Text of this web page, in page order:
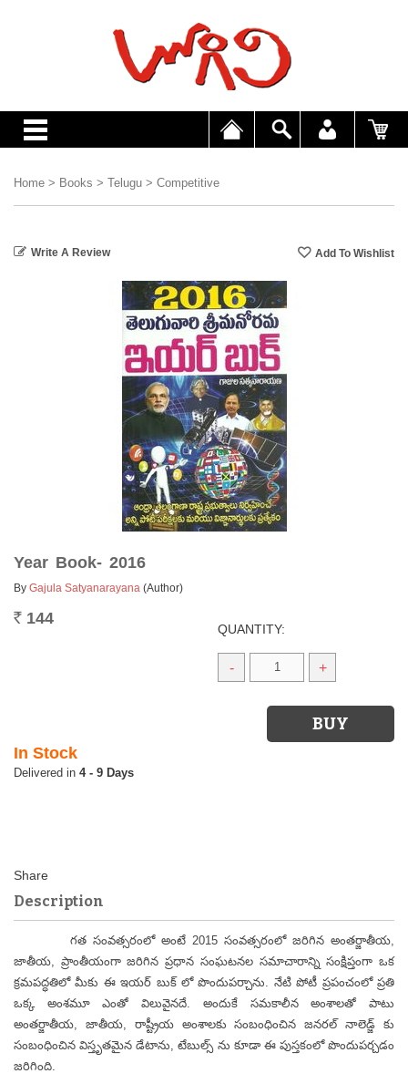
Home > Books > Telugu > Competitive
Write A Review
Year Book- 2016
By Gajula Satyanarayana (Author)
Rs. 144
QUANTITY:
- +
In Stock
4 - 9 Days
Description
గత సంవత్సరంలో అంటే 2015 సంవత్సరంలో జరిగిన అంతర్జాతీయ,
జాతీయ, ప్రాంతీయంగా జరిగిన ప్రధాన సంఘటనల సమాచారాన్ని సంక్షిప్తంగా ఒక
క్రమపద్ధతిలో మీకు ఈ ఇయర్ బుక్ లో పొందుపర్చాను. నేటి పోటీ ప్రపంచంలో ప్రతి
ఒక్క అంశమూ ఎంతో విలువైనదే. అందుకే సమకాలీన అంశాలతో పాటు
అంతర్జాతీయ, జాతీయ, రాష్ట్రీయ అంశాలకు సంబంధించిన జనరల్ నాలెడ్జ్ కు
సంబంధించిన విస్తృతమైన డేటాను, టేబుల్స్ ను కూడా ఈ పుస్తకంలో పొందుపర్చడం
జరిగింది.